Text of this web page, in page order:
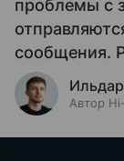
проблемы с
сообщения.
Автор